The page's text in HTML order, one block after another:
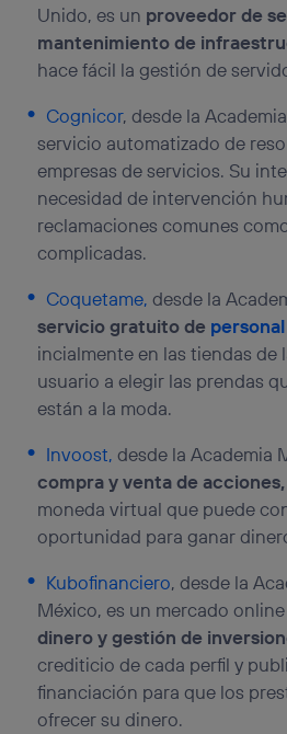
Unido, es un proveedor de
mantenimiento de
hace fácil la gestión de
Cognicor, desde la
servicio automatizado de
empresas de servicios. Su
necesidad de intervención
reclamaciones comunes
complicadas.
Coquetame, desde la
servicio gratuito de
incialmente en las tiendas de
usuario a elegir las prendas
están a la moda.
Invoost, desde la Academia
compra y venta de acciones,
moneda virtual que puede
oportunidad para ganar
Kubofinanciero, desde la
México, es un mercado
dinero y gestión de
crediticio de cada perfil y
financiación para que los
ofrecer su dinero.